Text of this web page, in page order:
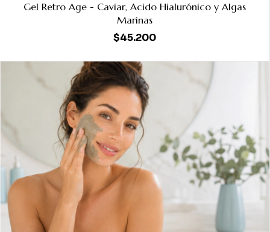
Gel Retro Age - Caviar, Acido Hialurónico y Algas
Marinas
$45.200